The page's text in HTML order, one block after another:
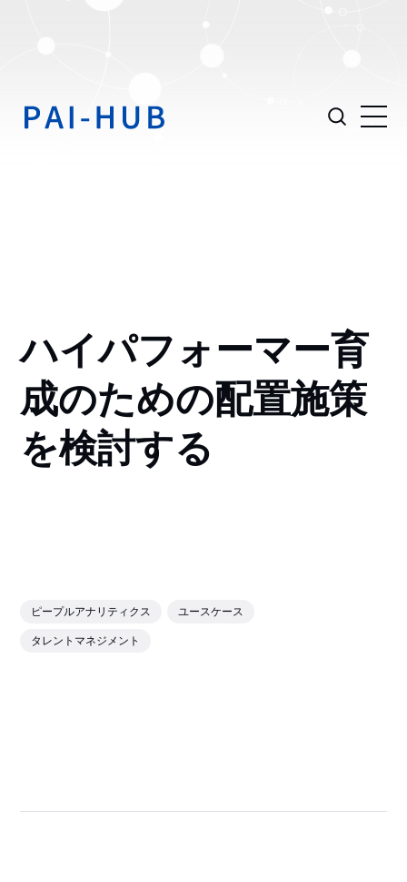
ハイパフォーマー育
成のための配置施策
を検討する
ピープルアナリティクス ユースケース
タレントマネジメント